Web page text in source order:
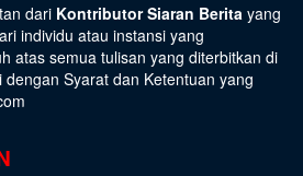
dari Kontributor Siaran Berita yang
individu atau instansi yang
atas semua tulisan yang diterbitkan di
dengan Syarat dan Ketentuan yang